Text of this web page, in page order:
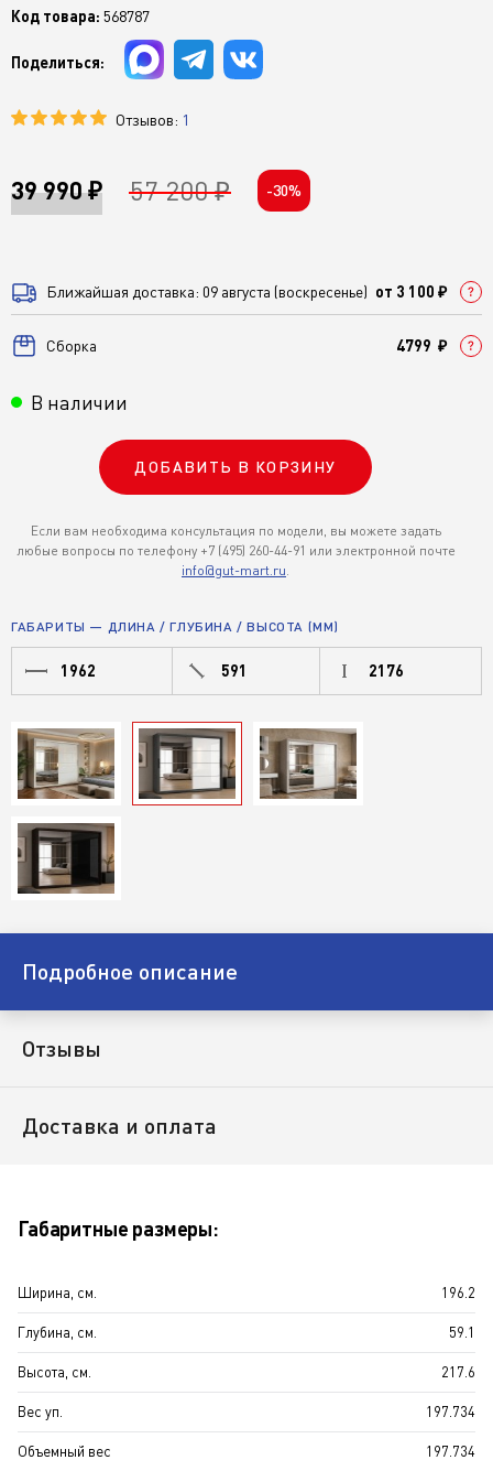
Код товара: 568787
Поделиться:
Отзывов: 1
39 990 ₽ 57 200 ₽ -30%
Ближайшая доставка: 09 августа (воскресенье) от 3 100 ₽
Cборка 4799 ₽
В наличии
ДОБАВИТЬ В КОРЗИНУ
Если вам необходима консультация по модели, вы можете задать
любые вопросы по телефону +7 (495) 260-44-91 или электронной почте
info@gut-mart.ru.
ГАБАРИТЫ — ДЛИНА / ГЛУБИНА / ВЫСОТА (ММ)
1962 591 2176
Подробное описание
Отзывы
Доставка и оплата
Габаритные размеры:
Ширина, см. 196.2
Глубина, см. 59.1
Высота, см. 217.6
Вес уп. 197.734
Объемный вес 197.734